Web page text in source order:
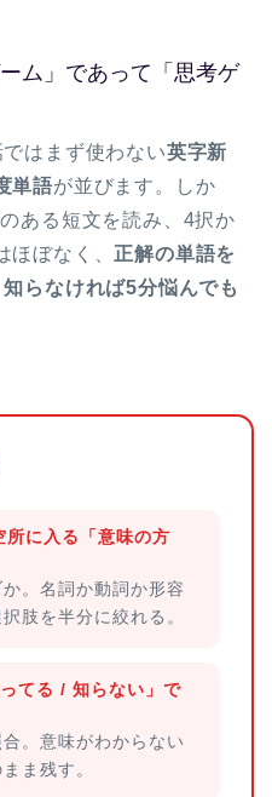
ム」であって「思考ゲ
はまず使わない英字新
単語が並びます。しか
ある短文を読み、4択か
ほぼなく、 正解の単語を
らなければ5分悩んでも
に入る「意味の方
。名詞か動詞か形容
肢を半分に絞れる。
てる / 知らない」で
。意味がわからない
ま残す。